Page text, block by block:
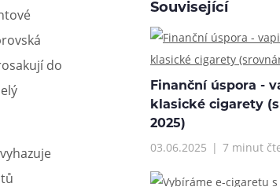
do
Související
Finanční úspora -
klasické cigarety
2025)
03.06.2025 7 minut